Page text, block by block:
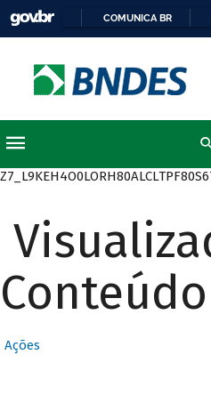
COMUNICA BR
Ações